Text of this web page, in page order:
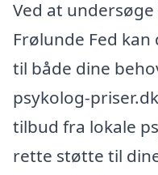
Ved at
Frølunde Fed
til både dine
psykolog-
tilbud fra lokale
rette støtte til